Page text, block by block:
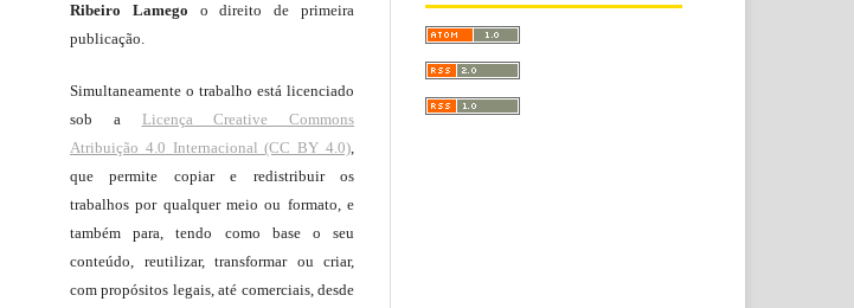
Ribeiro Lamego o direito de primeira
publicação.
Simultaneamente o trabalho está licenciado
sob a Licença Creative Commons
Atribuição 4.0 Internacional (CC BY 4.0),
que permite copiar e redistribuir os
trabalhos por qualquer meio ou formato, e
também para, tendo como base o seu
conteúdo, reutilizar, transformar ou criar,
com propósitos legais, até comerciais, desde